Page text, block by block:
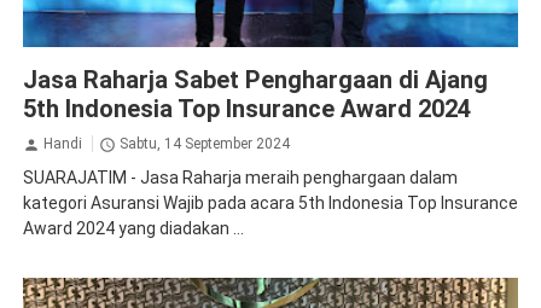
Jasa Raharja Sabet Penghargaan di Ajang
5th Indonesia Top Insurance Award 2024
Handi Sabtu, 14 September 2024
SUARAJATIM - Jasa Raharja meraih penghargaan dalam
kategori Asuransi Wajib pada acara 5th Indonesia Top Insurance
Award 2024 yang diadakan ...